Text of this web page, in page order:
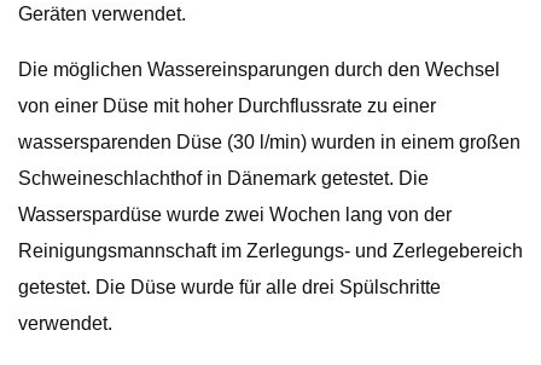
Geräten verwendet.
Die möglichen Wassereinsparungen durch den Wechsel
von einer Düse mit hoher Durchflussrate zu einer
wassersparenden Düse (30 l/min) wurden in einem großen
Schweineschlachthof in Dänemark getestet. Die
Wasserspardüse wurde zwei Wochen lang von der
Reinigungsmannschaft im Zerlegungs- und Zerlegebereich
getestet. Die Düse wurde für alle drei Spülschritte
verwendet.